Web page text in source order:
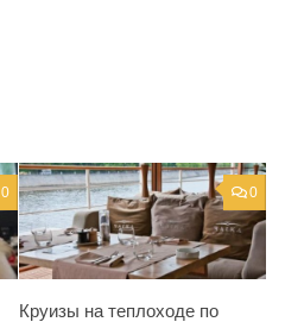
0 0
Круизы на теплоходе по